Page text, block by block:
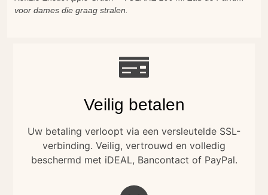
voor dames die graag stralen.
Veilig betalen
Uw betaling verloopt via een versleutelde SSL-
verbinding. Veilig, vertrouwd en volledig
beschermd met iDEAL, Bancontact of PayPal.